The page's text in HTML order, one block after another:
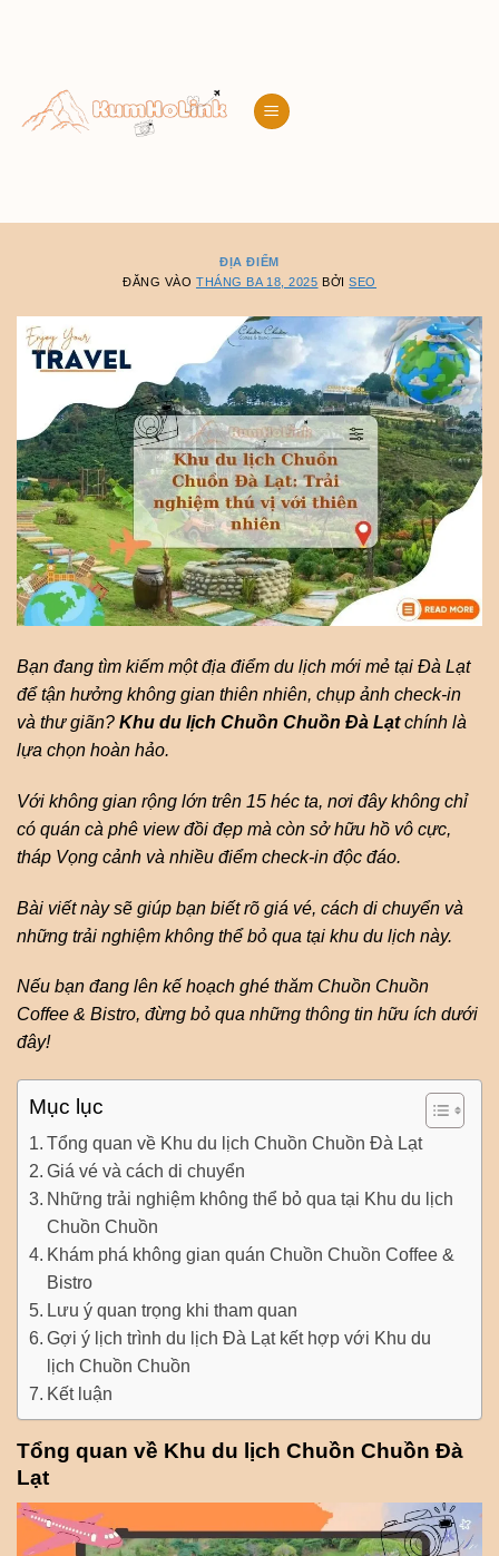
ĐỊA ĐIỂM
ĐĂNG VÀO THÁNG BA 18, 2025 BỞISEO
Bạn đang tìm kiếm một địa điểm du lịch mới mẻ tại Đà Lạt
để tận hưởng không gian thiên nhiên, chụp ảnh check-in
và thư giãn? Khu du lịch Chuồn Chuồn Đà Lạtchính là
lựa chọn hoàn hảo.
Với không gian rộng lớn trên 15 héc ta, nơi đây không chỉ
có quán cà phê view đồi đẹp mà còn sở hữu hồ vô cực,
tháp Vọng cảnh và nhiều điểm check-in độc đáo.
Bài viết này sẽ giúp bạn biết rõ giá vé, cách di chuyển và
những trải nghiệm không thể bỏ qua tại khu du lịch này.
Nếu bạn đang lên kế hoạch ghé thăm Chuồn Chuồn
Coffee & Bistro, đừng bỏ qua những thông tin hữu ích dưới
đây!
Mục lục
Tổng quan về Khu du lịch Chuồn Chuồn Đà Lạt
Giá vé và cách di chuyển
Những trải nghiệm không thể bỏ qua tại Khu du lịch
Chuồn Chuồn
Khám phá không gian quán Chuồn Chuồn Coffee &
Bistro
Lưu ý quan trọng khi tham quan
Gợi ý lịch trình du lịch Đà Lạt kết hợp với Khu du
lịch Chuồn Chuồn
Kết luận
Tổng quan về Khu du lịch Chuồn Chuồn Đà
Lạt